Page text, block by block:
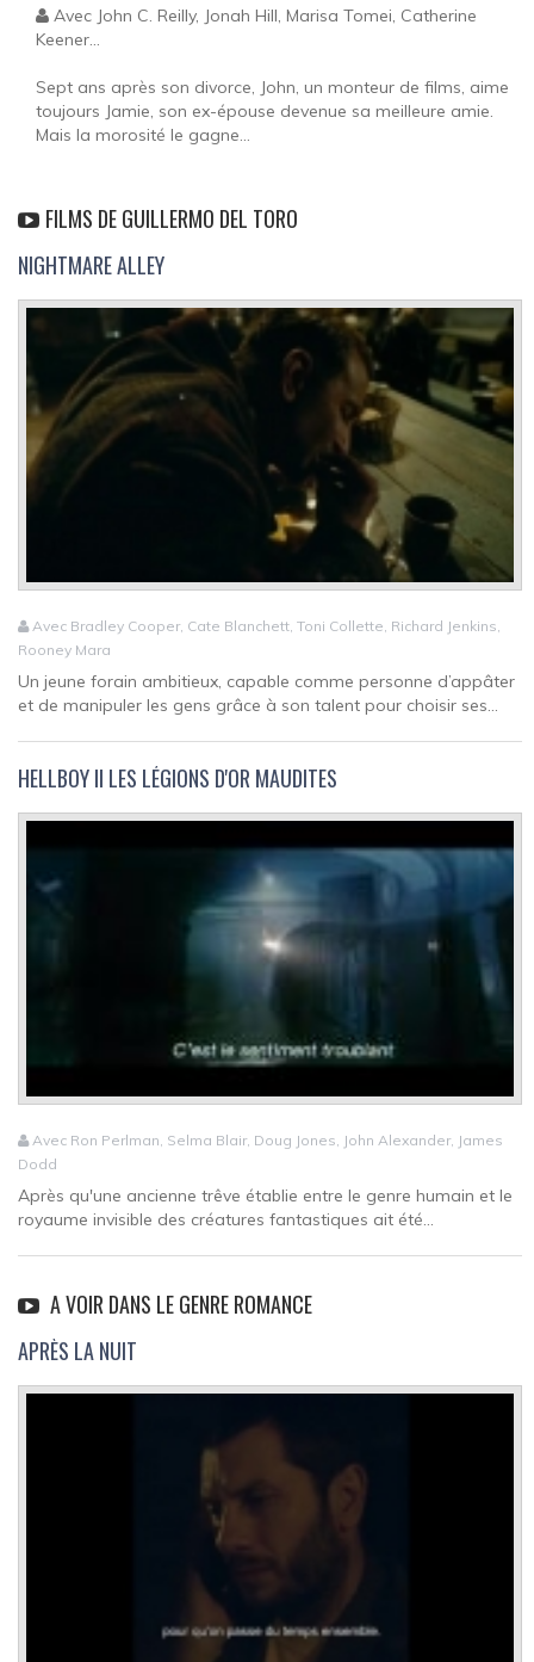
Avec John C. Reilly, Jonah Hill, Marisa Tomei, Catherine
Keener...
Sept ans après son divorce, John, un monteur de films, aime
toujours Jamie, son ex-épouse devenue sa meilleure amie.
Mais la morosité le gagne...
FILMS DE GUILLERMO DEL TORO
NIGHTMARE ALLEY
Avec Bradley Cooper, Cate Blanchett, Toni Collette, Richard Jenkins,
Rooney Mara
Un jeune forain ambitieux, capable comme personne d’appâter
et de manipuler les gens grâce à son talent pour choisir ses...
HELLBOY II LES LÉGIONS D'OR MAUDITES
Avec Ron Perlman, Selma Blair, Doug Jones, John Alexander, James
Dodd
Après qu'une ancienne trêve établie entre le genre humain et le
royaume invisible des créatures fantastiques ait été...
A VOIR DANS LE GENRE ROMANCE
APRÈS LA NUIT